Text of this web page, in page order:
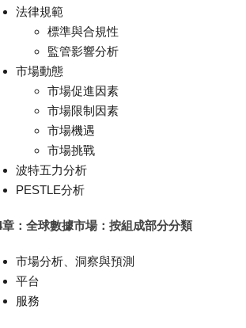
法律規範
標準與合規性
監管影響分析
市場動態
市場促進因素
市場限制因素
市場機遇
市場挑戰
波特五力分析
PESTLE分析
章：全球數據市場：按組成部分分類
市場分析、洞察與預測
平台
服務